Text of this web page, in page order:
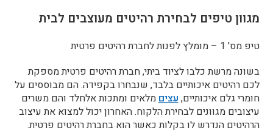
מגוון טיפים לבחירת רהיטים מעוצבים לבית
טיפ מס' 1 – מומלץ לפנות לחברת רהיטים פרטית
בשונה מרשת כלבו לציוד ביתי, חברת רהיטים פרטית מספקת
לכם רהיטים איכותיים בלבד, שנבחרו בקפידה. הם מבוססים על
חומרי גלם איכותיים, עצים מלאים ומתכות אלחלד והם משרים
עיצובים מגוונים לבחירת הלקוח. האחרון יכול למצוא את עיצוב
הרהיטים הנדרש לו בקלות כאשר הוא בחברת רהיטים פרטית.